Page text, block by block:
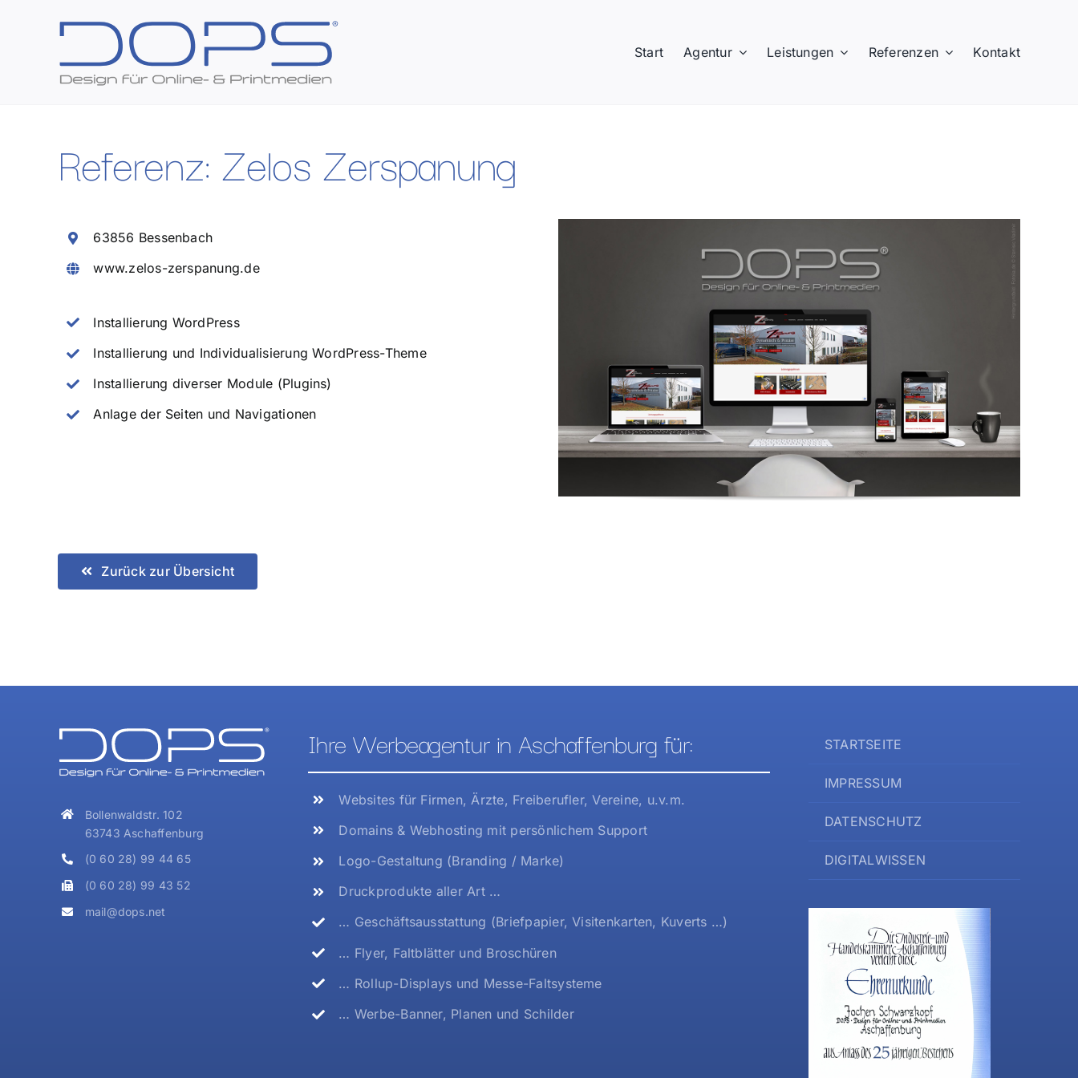
Start Agentur Leistungen Referenzen Kontakt
Referenz: Zelos Zerspanung
63856 Bessenbach
www.zelos-zerspanung.de
Installierung WordPress
Installierung und Individualisierung WordPress-Theme
Installierung diverser Module (Plugins)
Anlage der Seiten und Navigationen
Zurück zur Übersicht
Bollenwaldstr. 102
63743 Aschaffenburg
(0 60 28) 99 44 65
(0 60 28) 99 43 52
mail@dops.net
Ihre Werbeagentur in Aschaffenburg für:
Websites für Firmen, Ärzte, Freiberufler, Vereine, u.v.m.
Domains & Webhosting mit persönlichem Support
Logo-Gestaltung (Branding / Marke)
Druckprodukte aller Art …
… Geschäftsausstattung (Briefpapier, Visitenkarten, Kuverts …)
… Flyer, Faltblätter und Broschüren
… Rollup-Displays und Messe-Faltsysteme
… Werbe-Banner, Planen und Schilder
STARTSEITE
IMPRESSUM
DATENSCHUTZ
DIGITALWISSEN